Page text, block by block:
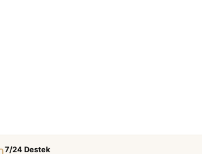
7/24 Destek